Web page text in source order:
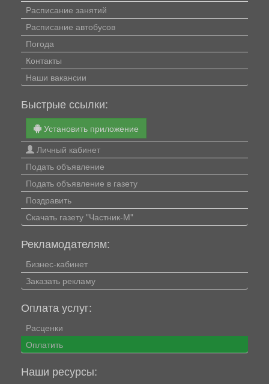
Расписание занятий
Расписание автобусов
Погода
Контакты
Наши вакансии
Быстрые ссылки:
Установить приложение
Личный кабинет
Подать объявление
Подать объявление в газету
Поздравить
Скачать газету "Частник-М"
Рекламодателям:
Бизнес-кабинет
Заказать рекламу
Оплата услуг:
Расценки
Оплатить
Наши ресурсы: